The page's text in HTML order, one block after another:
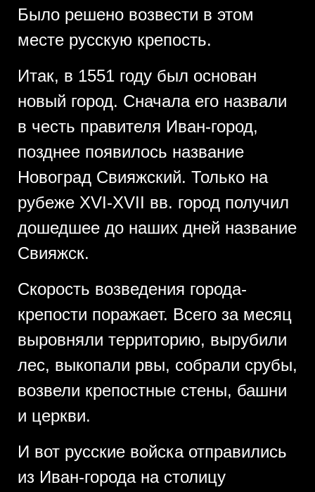
Было решено возвести в этом
месте русскую крепость.
Итак, в 1551 году был основан
новый город. Сначала его назвали
в честь правителя Иван-город,
позднее появилось название
Новоград Свияжский. Только на
рубеже XVI-XVII вв. город получил
дошедшее до наших дней название
Свияжск.
Скорость возведения города-
крепости поражает. Всего за месяц
выровняли территорию, вырубили
лес, выкопали рвы, собрали срубы,
возвели крепостные стены, башни
и церкви.
И вот русские войска отправились
из Иван-города на столицу